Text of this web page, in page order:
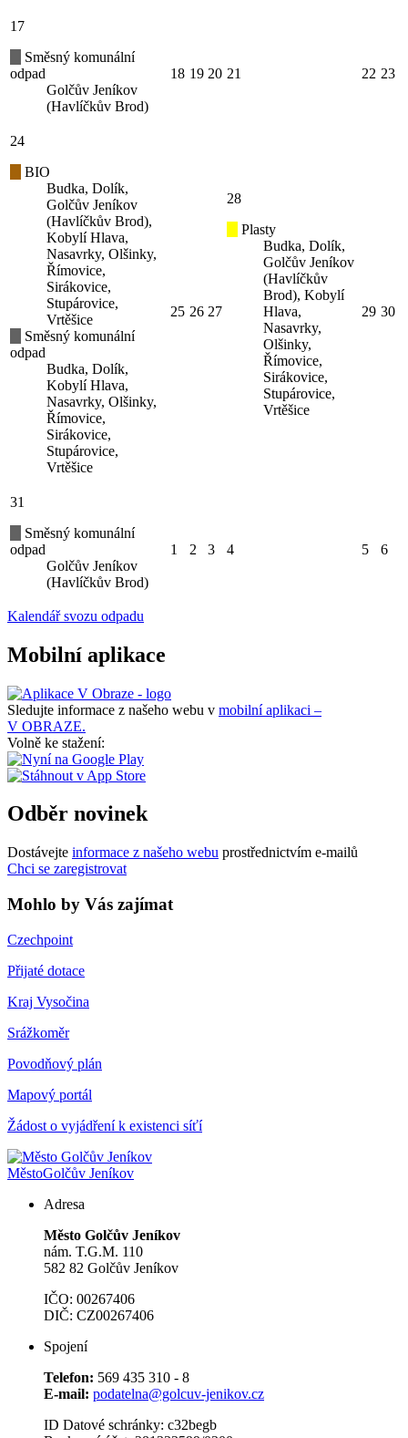
17
Směsný komunální
odpad
Golčův Jeníkov
(Havlíčkův Brod)
18 19 20 21 22 23
24
BIO
Budka, Dolík,
Golčův Jeníkov
(Havlíčkův Brod),
Kobylí Hlava,
Nasavrky, Olšinky,
Římovice,
Sirákovice,
Stupárovice,
Vrtěšice
Směsný komunální
odpad
Budka, Dolík,
Kobylí Hlava,
Nasavrky, Olšinky,
Římovice,
Sirákovice,
Stupárovice,
Vrtěšice
25 26 27
28
Plasty
Budka, Dolík,
Golčův Jeníkov
(Havlíčkův
Brod), Kobylí
Hlava,
Nasavrky,
Olšinky,
Římovice,
Sirákovice,
Stupárovice,
Vrtěšice
29 30
31
Směsný komunální
odpad
Golčův Jeníkov
(Havlíčkův Brod)
1 2 3 4 5 6
Kalendář svozu odpadu
Mobilní aplikace
Sledujte informace z našeho webu v mobilní aplikaci –
V OBRAZE.
Volně ke stažení:
Odběr novinek
Dostávejte informace z našeho webu prostřednictvím e-mailů
Chci se zaregistrovat
Mohlo by Vás zajímat
Czechpoint
Přijaté dotace
Kraj Vysočina
Srážkoměr
Povodňový plán
Mapový portál
Žádost o vyjádření k existenci síťí
MěstoGolčův Jeníkov
Adresa
Město Golčův Jeníkov
nám. T.G.M. 110
582 82 Golčův Jeníkov
IČO: 00267406
DIČ: CZ00267406
Spojení
Telefon: 569 435 310 - 8
E-mail: podatelna@golcuv-jenikov.cz
ID Datové schránky: c32begb